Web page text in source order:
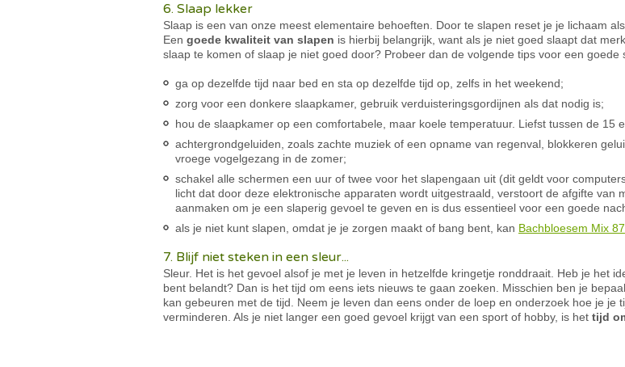
6. Slaap lekker
Slaap is een van onze meest elementaire behoeften. Door te slapen reset je je lichaam
Een goede kwaliteit van slapen is hierbij belangrijk, want als je niet goed slaapt dat
slaap te komen of slaap je niet goed door? Probeer dan de volgende tips voor een goede
ga op dezelfde tijd naar bed en sta op dezelfde tijd op, zelfs in het weekend;
zorg voor een donkere slaapkamer, gebruik verduisteringsgordijnen als dat nodig is;
hou de slaapkamer op een comfortabele, maar koele temperatuur. Liefst tussen de 15
achtergrondgeluiden, zoals zachte muziek of een opname van regenval, blokkeren
vroege vogelgezang in de zomer;
schakel alle schermen een uur of twee voor het slapengaan uit (dit geldt voor
licht dat door deze elektronische apparaten wordt uitgestraald, verstoort de afgifte van
aanmaken om je een slaperig gevoel te geven en is dus essentieel voor een goede
als je niet kunt slapen, omdat je je zorgen maakt of bang bent, kan Bachbloesem Mix 87
7. Blijf niet steken in een sleur...
Sleur. Het is het gevoel alsof je met je leven in hetzelfde kringetje ronddraait. Heb je het
bent belandt? Dan is het tijd om eens iets nieuws te gaan zoeken. Misschien ben je
kan gebeuren met de tijd. Neem je leven dan eens onder de loep en onderzoek hoe je
verminderen. Als je niet langer een goed gevoel krijgt van een sport of hobby, is het tijd